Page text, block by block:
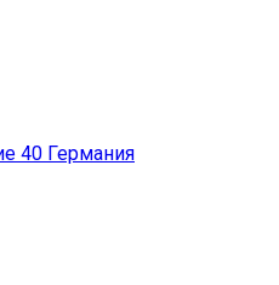
40 Германия